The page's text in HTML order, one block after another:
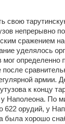
свою
непрерывно
сражением
уделялось
определенно
армии.
к концу
у Наполеона. По
622 орудий, у
была хорошо